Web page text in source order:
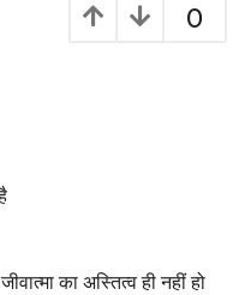
0
का अस्तित्व ही नहीं हो